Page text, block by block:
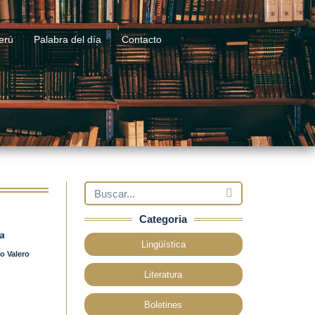
email
Palabra del día Contacto
Valero
Categoria
Lingüística
Literatura
Boletines